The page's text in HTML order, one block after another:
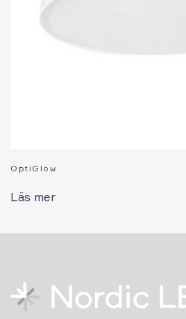
OptiGlow
Läs mer